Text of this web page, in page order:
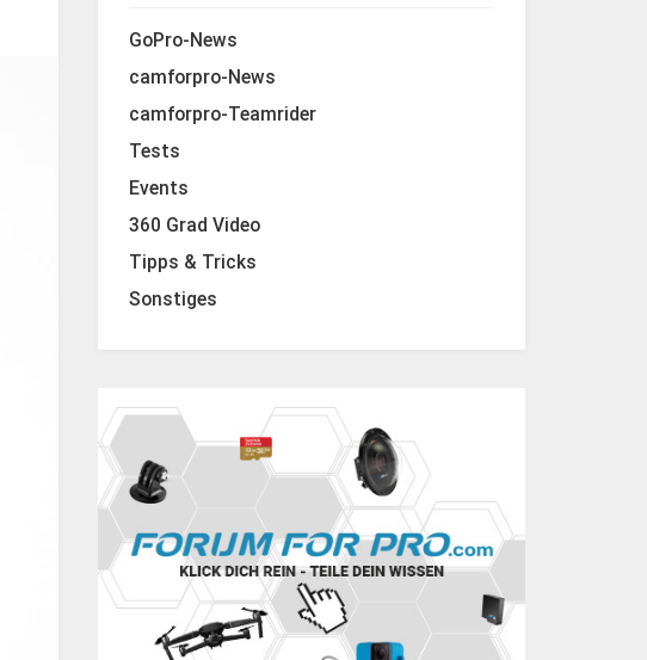
GoPro-News
camforpro-News
camforpro-Teamrider
Tests
Events
360 Grad Video
Tipps & Tricks
Sonstiges